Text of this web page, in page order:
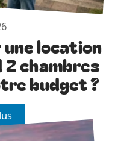
location
chambres
budget ?